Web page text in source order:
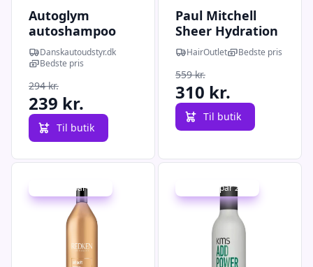
Autoglym
autoshampoo
med voks 2,5 ltr
Danskautoudstyr.dk
Bedste pris
294 kr.
239 kr.
Til butik
Paul Mitchell
Sheer Hydration
Shampoo, 1000
ml
HairOutlet Bedste pris
559 kr.
310 kr.
Til butik
Udsalg - spar 45 % Udsalg - spar 28 %